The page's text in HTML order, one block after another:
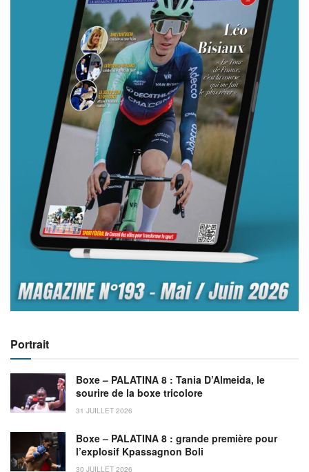
Portrait
Boxe – PALATINA 8 : Tania D’Almeida, le
sourire de la boxe tricolore
31 JUILLET 2026
Boxe – PALATINA 8 : grande première pour
l’explosif Kpassagnon Boli
30 JUILLET 2026